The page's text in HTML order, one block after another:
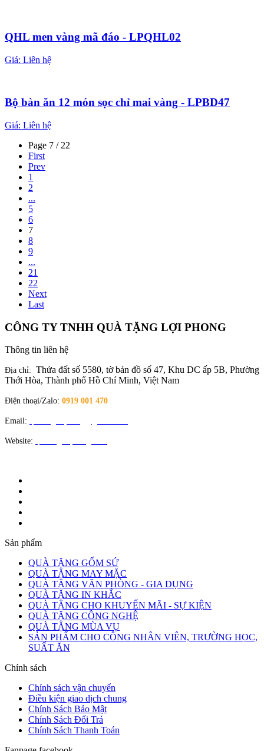
QHL men vàng mã đáo - LPQHL02
Giá: Liên hệ
Bộ bàn ăn 12 món sọc chỉ mai vàng - LPBD47
Giá: Liên hệ
Page 7 / 22
First
Prev
1
2
...
5
6
7
8
9
...
21
22
Next
Last
CÔNG TY TNHH QUÀ TẶNG LỢI PHONG
Thông tin liên hệ
Địa chỉ: Thửa đất số 5580, tờ bản đồ số 47, Khu DC ấp 5B, Phường
Thới Hòa, Thành phố Hồ Chí Minh, Việt Nam
Điện thoại/Zalo: 0919 001 470
Email:
Website:
Sản phẩm
QUÀ TẶNG GỐM SỨ
QUÀ TẶNG MAY MẶC
QUÀ TẶNG VĂN PHÒNG - GIA DỤNG
QUÀ TẶNG IN KHẮC
QUÀ TẶNG CHO KHUYẾN MÃI - SỰ KIỆN
QUÀ TẶNG CÔNG NGHỆ
QUÀ TẶNG MÙA VỤ
SẢN PHẨM CHO CÔNG NHÂN VIÊN, TRƯỜNG HỌC,
SUẤT ĂN
Chính sách
Chính sách vận chuyển
Điều kiện giao dịch chung
Chính Sách Bảo Mật
Chính Sách Đổi Trả
Chính Sách Thanh Toán